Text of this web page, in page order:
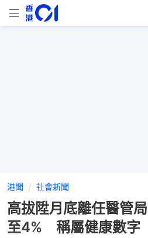
港聞 社會新聞
高拔陞月底離任醫管
至4% 稱屬健康數字